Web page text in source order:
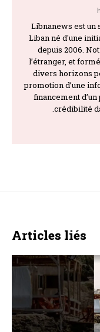
Libnanews est un
Liban né d'une
depuis 2006.
l’étranger, et
divers horizons
promotion d’une
financement
crédibilité
Articles liés